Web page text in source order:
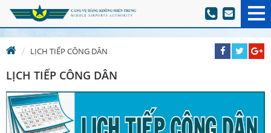
LỊCH TIẾP CÔNG DÂN
LỊCH TIẾP CÔNG DÂN